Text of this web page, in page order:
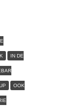
IN DE
OOK